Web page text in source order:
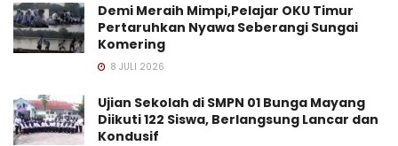
Demi Meraih Mimpi,Pelajar OKU Timur
Pertaruhkan Nyawa Seberangi Sungai
Komering
8 JULI 2026
Ujian Sekolah di SMPN 01 Bunga Mayang
Diikuti 122 Siswa, Berlangsung Lancar dan
Kondusif